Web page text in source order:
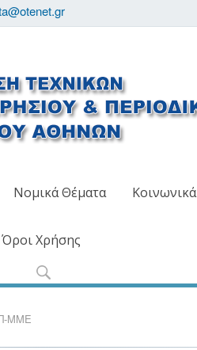
Νομικά Θέματα Κοινωνικά
Όροι Χρήσης
ΜΜΕ